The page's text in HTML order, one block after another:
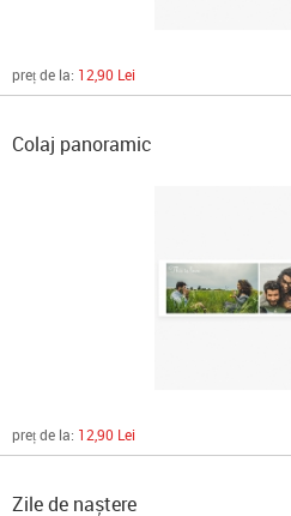
preț de la: 12,90 Lei
Colaj panoramic
preț de la: 12,90 Lei
Zile de naștere